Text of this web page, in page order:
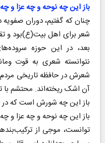
باز این چه نوحه و چه عزا و
چنان که گفتیم، دوران
شعر برای اهل بیت(ع)بود و
بعد، در این حوزه
نتوانسته شعری به قوت
شعرش در حافظه تاریخی
آن اشک ریخته‌اند. محتشم
باز این چه شورش است که
باز این چه نوحه و چه عزا و
توانست، موجی از